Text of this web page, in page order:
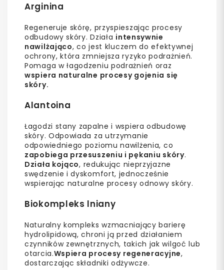
Arginina
Regeneruje skórę, przyspieszając procesy
odbudowy skóry. Działa intensywnie
nawilżająco, co jest kluczem do efektywnej
ochrony, która zmniejsza ryzyko podrażnień.
Pomaga w łagodzeniu podrażnień oraz
wspiera naturalne procesy gojenia się
skóry.
Alantoina
Łagodzi stany zapalne i wspiera odbudowę
skóry. Odpowiada za utrzymanie
odpowiedniego poziomu nawilżenia, co
zapobiega przesuszeniu i pękaniu skóry.
Działa kojąco, redukując nieprzyjazne
swędzenie i dyskomfort, jednocześnie
wspierając naturalne procesy odnowy skóry.
Biokompleks lniany
Naturalny kompleks wzmacniający barierę
hydrolipidową, chroni ją przed działaniem
czynników zewnętrznych, takich jak wilgoć lub
otarcia.Wspiera procesy regeneracyjne,
dostarczając składniki odżywcze.